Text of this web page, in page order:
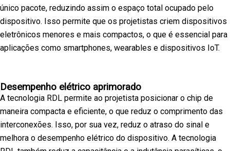
único pacote, reduzindo assim o espaço total ocupado pelo
dispositivo. Isso permite que os projetistas criem dispositivos
eletrônicos menores e mais compactos, o que é essencial para
aplicações como smartphones, wearables e dispositivos IoT.
Desempenho elétrico aprimorado
A tecnologia RDL permite ao projetista posicionar o chip de
maneira compacta e eficiente, o que reduz o comprimento das
interconexões. Isso, por sua vez, reduz o atraso do sinal e
melhora o desempenho elétrico do dispositivo. A tecnologia